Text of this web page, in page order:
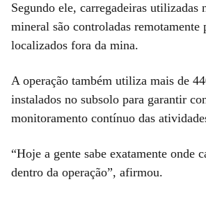
Segundo ele, carregadeiras utilizadas
mineral são controladas remotamente
localizados fora da mina.
A operação também utiliza mais de
instalados no subsolo para garantir
monitoramento contínuo das
“Hoje a gente sabe exatamente onde
dentro da operação”, afirmou.